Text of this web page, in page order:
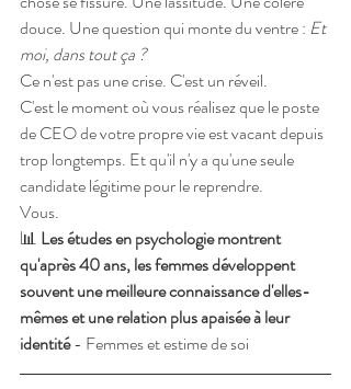
douce. Une question qui monte du ventre : Et
moi, dans tout ça ?
Ce n'est pas une crise. C'est un réveil.
C'est le moment où vous réalisez que le poste
de CEO de votre propre vie est vacant depuis
trop longtemps. Et qu'il n'y a qu'une seule
candidate légitime pour le reprendre.
Vous.
📊 Les études en psychologie montrent
qu'après 40 ans, les femmes développent
souvent une meilleure connaissance d'elles-
mêmes et une relation plus apaisée à leur
identité - Femmes et estime de soi